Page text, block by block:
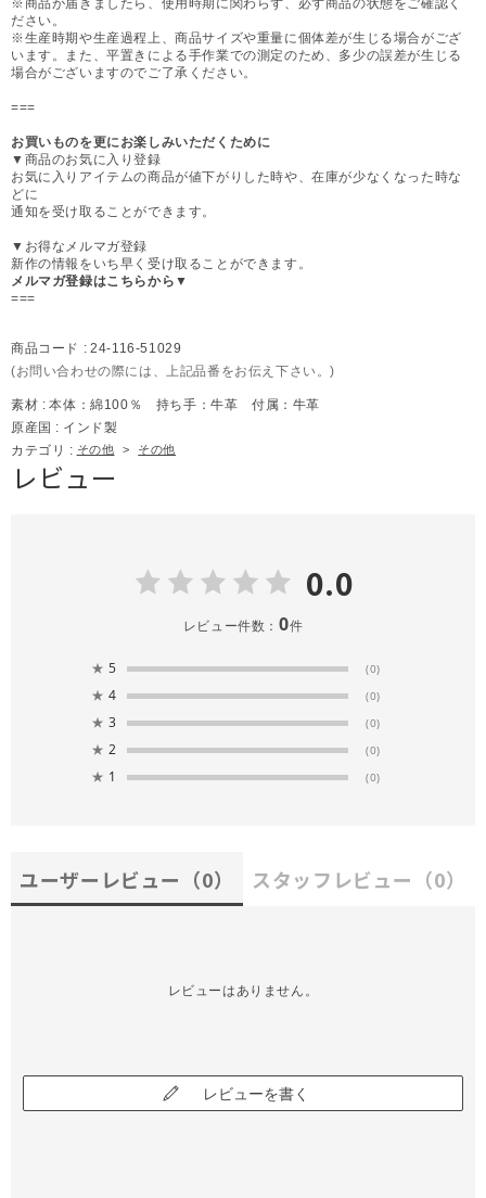
ださい。
※生産時期や生産過程上、商品サイズや重量に個体差が生じる場合がござ
います。また、平置きによる手作業での測定のため、多少の誤差が生じる
場合がございますのでご了承ください。
===
お買いものを更にお楽しみいただくために
▼商品のお気に入り登録
お気に入りアイテムの商品が値下がりした時や、在庫が少なくなった時な
どに
通知を受け取ることができます。
▼お得なメルマガ登録
新作の情報をいち早く受け取ることができます。
メルマガ登録はこちらから▼
===
商品コード : 24-116-51029
(お問い合わせの際には、上記品番をお伝え下さい。)
素材 : 本体：綿100％ 持ち手：牛革 付属：牛革
原産国 : インド製
カテゴリ : その他 > その他
レビュー
0.0
レビュー件数： 0件
★ 5 (0)
★ 4 (0)
★ 3 (0)
★ 2 (0)
★ 1 (0)
ユーザーレビュー （0） スタッフレビュー （0）
レビューはありません。
レビューを書く